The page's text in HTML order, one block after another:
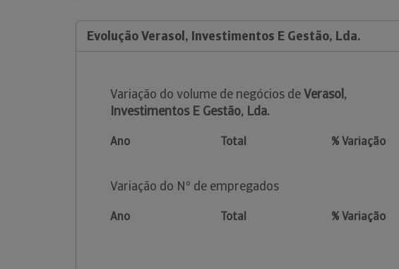
Evolução Verasol, Investimentos E Gestão, Lda.
Variação do volume de negócios deVerasol,
Investimentos E Gestão, Lda.
Ano Total % Variação
Variação do Nº de empregados
Ano Total % Variação